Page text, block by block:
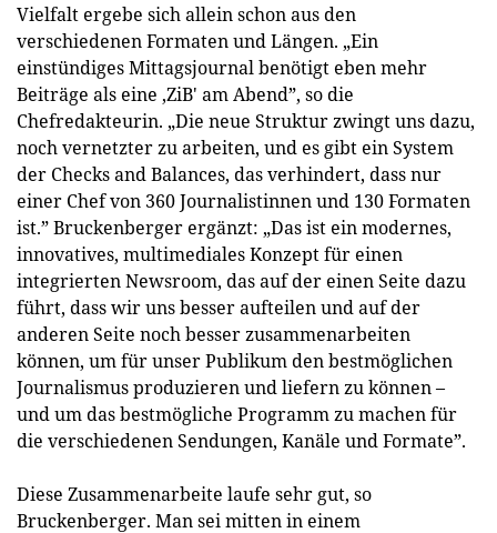
Vielfalt ergebe sich allein schon aus den
verschiedenen Formaten und Längen. „Ein
einstündiges Mittagsjournal benötigt eben mehr
Beiträge als eine ‚ZiB' am Abend”, so die
Chefredakteurin. „Die neue Struktur zwingt uns dazu,
noch vernetzter zu arbeiten, und es gibt ein System
der Checks and Balances, das verhindert, dass nur
einer Chef von 360 Journalistinnen und 130 Formaten
ist.” Bruckenberger ergänzt: „Das ist ein modernes,
innovatives, multimediales Konzept für einen
integrierten Newsroom, das auf der einen Seite dazu
führt, dass wir uns besser aufteilen und auf der
anderen Seite noch besser zusammenarbeiten
können, um für unser Publikum den bestmöglichen
Journalismus produzieren und liefern zu können –
und um das bestmögliche Programm zu machen für
die verschiedenen Sendungen, Kanäle und Formate”.
Diese Zusammenarbeite laufe sehr gut, so
Bruckenberger. Man sei mitten in einem